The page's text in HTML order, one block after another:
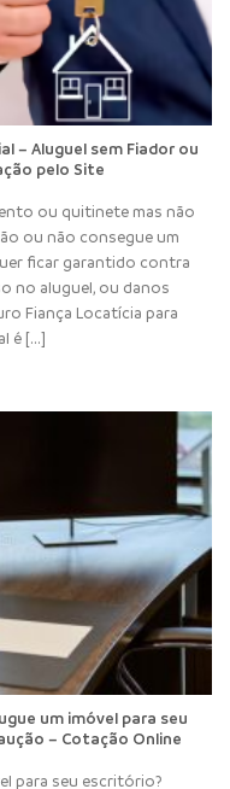
– Aluguel sem Fiador ou
pelo Site
ou quitinete mas não
ou não consegue um
ficar garantido contra
no aluguel, ou danos
Fiança Locatícia para
é [...]
um imóvel para seu
– Cotação Online
para seu escritório?